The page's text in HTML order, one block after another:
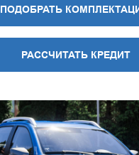
ПОДОБРАТЬ
РАССЧИТАТЬ КРЕДИТ